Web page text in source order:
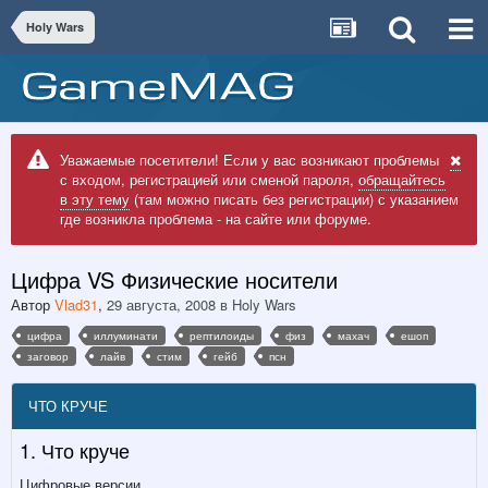
Holy Wars
Уважаемые посетители! Если у вас возникают проблемы
с входом, регистрацией или сменой пароля, обращайтесь
в эту тему (там можно писать без регистрации) с указанием
где возникла проблема - на сайте или форуме.
Цифра VS Физические носители
Автор Vlad31, 29 августа, 2008 в Holy Wars
цифра иллуминати рептилоиды физ махач
ешоп
заговор
лайв стим гейб псн
ЧТО КРУЧЕ
1. Что круче